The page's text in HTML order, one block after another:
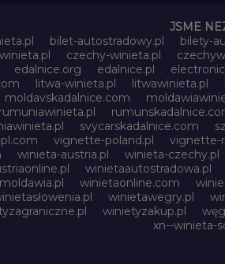
JSME
bilet-autostradowy.pl bilety-
czechy-winieta.pl
edalnice.org edalnice.pl
litwa-winieta.pl litwawinieta.pl
moldavskadalnice.com
rumuniawinieta.pl
svycarskadalnice.com
vignette-poland.pl vignette-
winieta-austria.pl winieta-czechy.pl
winietaautostradowa.pl
winietaonline.com
winietawegry.pl
winietyzakup.pl
xn--winieta-